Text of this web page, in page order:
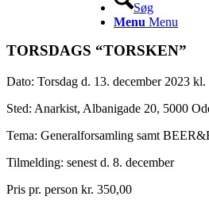
Søg
Menu Menu
TORSDAGS “TORSKEN”
Dato: Torsdag d. 13. december 2023 kl.
Sted: Anarkist, Albanigade 20, 5000
Tema: Generalforsamling samt
Tilmelding: senest d. 8. december
Pris pr. person kr. 350,00